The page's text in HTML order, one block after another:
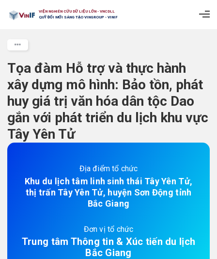
VIỆN NGHIÊN CỨU DỮ LIỆU LỚN - VNCDLL
QUỸ ĐỔI MỚI SÁNG TẠO VINGROUP - VINIF
Tọa đàm Hỗ trợ và thực hành
xây dựng mô hình: Bảo tồn, phát
huy giá trị văn hóa dân tộc Dao
gắn với phát triển du lịch khu vực
Tây Yên Tử
Địa điểm tổ chức
Khu du lịch tâm linh sinh thái Tây Yên Tử,
thị trấn Tây Yên Tử, huyện Sơn Động tỉnh
Bắc Giang
Đơn vị tổ chức
Trung tâm Thông tin & Xúc tiến du lịch
Bắc Giang